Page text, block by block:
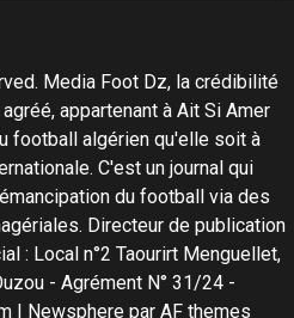
Media Foot Dz, la crédibilité
appartenant à Ait Si Amer
football algérien qu'elle soit à
C'est un journal qui
du football via des
Directeur de publication
: Local n°2 Taourirt Menguellet,
- Agrément N° 31/24 -
| Newspherepar AF themes